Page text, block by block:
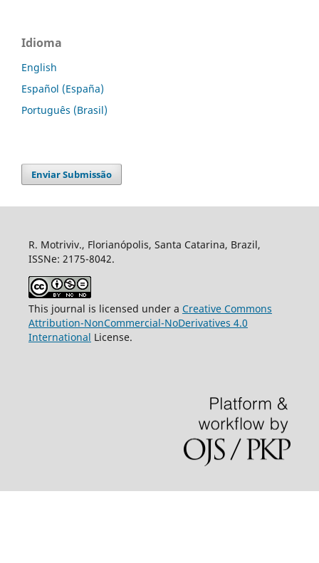
Idioma
English
Español (España)
Português (Brasil)
Enviar Submissão
R. Motriviv., Florianópolis, Santa Catarina, Brazil,
ISSNe: 2175-8042.
This journal is licensed under a Creative Commons
Attribution-NonCommercial-NoDerivatives 4.0
International License.